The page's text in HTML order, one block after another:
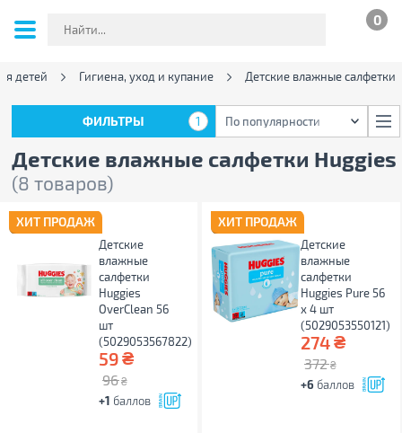
0
детей Гигиена, уход и купание Детские влажные салфетки
Детские влажные салфетки Huggies
(8 товаров)
ФИЛЬТРЫ 1 По популярности
ХИТ ПРОДАЖ
Детские
влажные
салфетки
Huggies
OverClean 56
шт
(5029053567822)
59₴
96 ₴
+1 баллов
ХИТ ПРОДАЖ
Детские
влажные
салфетки
Huggies Pure 56
х 4 шт
(5029053550121)
274₴
372 ₴
+6 баллов
ФИЛЬТРЫ 1 По популярности